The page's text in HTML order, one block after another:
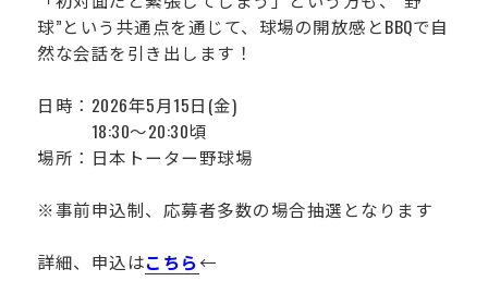
球”という共通点を通じて、球場の開放感とBBQで自
然な会話を引き出します！
日時：2026年5月15日(金)
18:30～20:30頃
場所：日本トーター野球場
※事前申込制、応募者多数の場合抽選となります
詳細、申込はこちら←